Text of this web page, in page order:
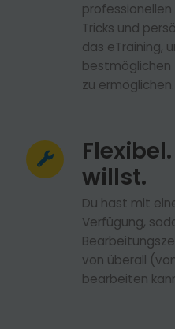
professionellen
Tricks und
das eTraining,
bestmöglichen
zu ermöglichen.
willst.
Du hast mit
Verfügung,
von überall
bearbeiten